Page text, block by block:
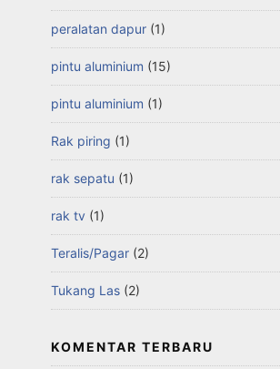
peralatan dapur (1)
pintu aluminium (15)
pintu aluminium (1)
Rak piring (1)
rak sepatu (1)
rak tv (1)
Teralis/Pagar (2)
Tukang Las (2)
KOMENTAR TERBARU